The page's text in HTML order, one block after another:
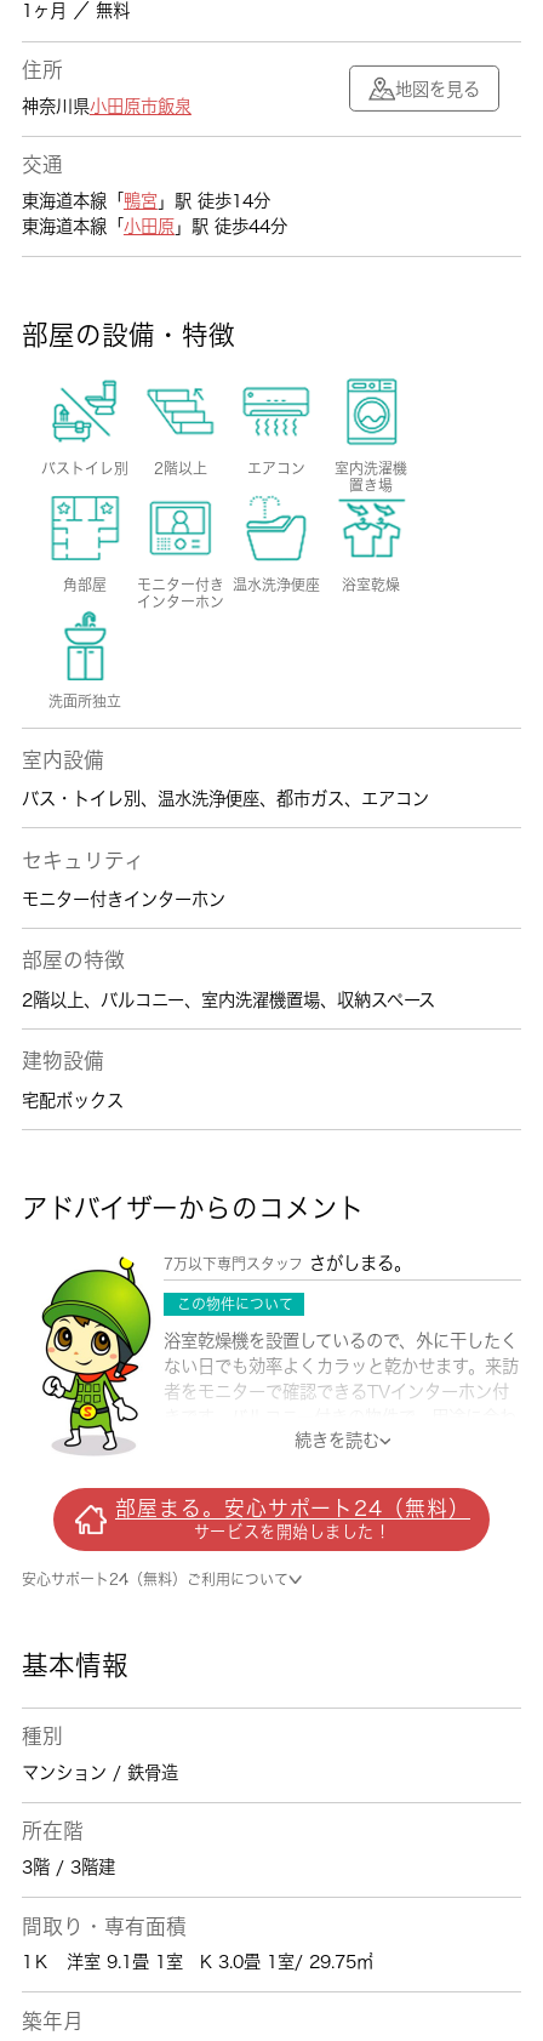
1ヶ月 ／ 無料
住所
神奈川県小田原市飯泉
地図を見る
交通
東海道本線「 鴨宮」駅 徒歩14分
東海道本線「 小田原」駅 徒歩44分
部屋の設備・特徴
バストイレ別 2階以上 エアコン
室内洗濯機
置き場
角部屋
モニター付き
インターホン
温水洗浄便座 浴室乾燥
洗面所独立
室内設備
バス・トイレ別 、 温水洗浄便座、 都市ガス、 エアコン
セキュリティ
モニター付きインターホン
部屋の特徴
2階以上、 バルコニー、 室内洗濯機置場、 収納スペース
建物設備
宅配ボックス
アドバイザーからのコメント
7万以下専門スタッフ さがしまる。
この物件について
浴室乾燥機を設置しているので、外に干したく
ない日でも効率よくカラッと乾かせます。来訪
者をモニターで確認できるTVインターホン付
せて活用できます。快適に生活する上で欠かせ
す。転居先に住み心地も良いこちらの賃貸物
件。充実した新生活を過ごしましょう。この物
件は令和8年8月の入居日指定と決定になりま
したので確認ください。小田原市へ移住を計画
続きを読む
部屋まる。安心サポート24（無料）
サービスを開始しました！
安心サポート24（無料）ご利用について
基本情報
種別
マンション / 鉄骨造
所在階
3階 / 3階建
間取り・専有面積
1Ｋ 洋室 9.1畳 1室 K 3.0畳 1室/ 29.75㎡
築年月